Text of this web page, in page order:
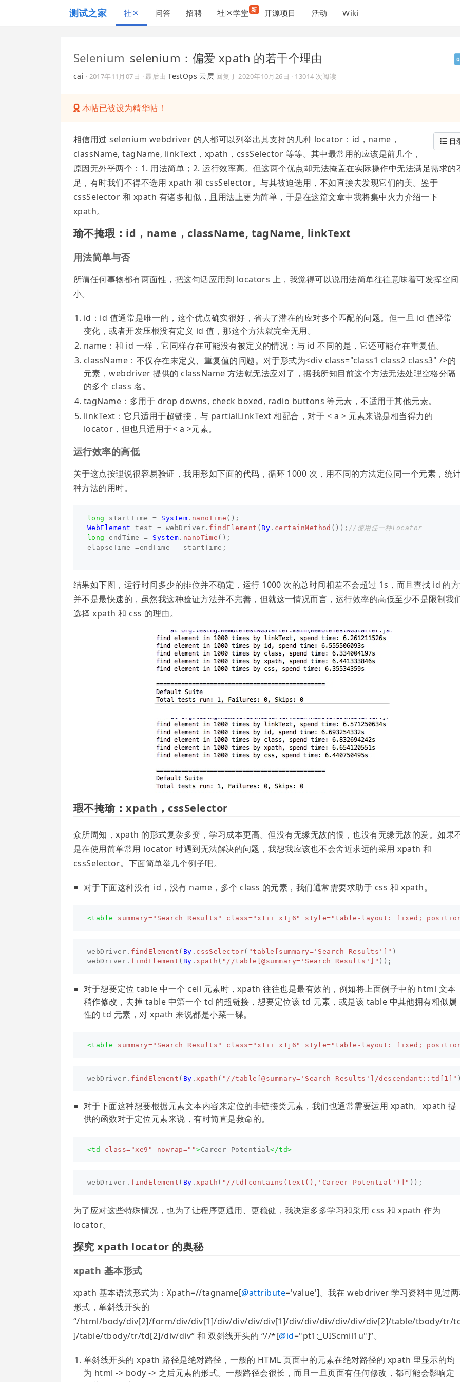
测试之家 社区 问答 招聘 社区学堂 新 开源项目 活动 Wiki
Selenium selenium：偏爱 xpath 的若干个理由
cai · 2017年11月07日 · 最后由TestOps 云层 回复于2020年10月26日 · 13014 次阅读
本帖已被设为精华帖！
目
相信用过 selenium webdriver 的人都可以列举出其支持的几种 locator：id，name，
className, tagName, linkText，xpath，cssSelector 等等。其中最常用的应该是前几个，
原因无外乎两个：1. 用法简单；2. 运行效率高。但这两个优点却无法掩盖在实际操作中无法满足需求的
足，有时我们不得不选用 xpath 和 cssSelector。与其被迫选用，不如直接去发现它们的美。鉴于
cssSelector 和 xpath 有诸多相似，且用法上更为简单，于是在这篇文章中我将集中火力介绍一下
xpath。
瑜不掩瑕：id，name，className, tagName, linkText
用法简单与否
所谓任何事物都有两面性，把这句话应用到 locators 上，我觉得可以说用法简单往往意味着可发挥空间
小。
id：id 值通常是唯一的，这个优点确实很好，省去了潜在的应对多个匹配的问题。但一旦 id 值经常
变化，或者开发压根没有定义 id 值，那这个方法就完全无用。
name：和 id 一样，它同样存在可能没有被定义的情况；与 id 不同的是，它还可能存在重复值。
className：不仅存在未定义、重复值的问题。对于形式为<div class="class1 class2 class3" />的
元素，webdriver 提供的 className 方法就无法应对了，据我所知目前这个方法无法处理空格分隔
的多个 class 名。
tagName：多用于 drop downs, check boxed, radio buttons 等元素，不适用于其他元素。
linkText：它只适用于超链接，与 partialLinkText 相配合，对于 < a > 元素来说是相当得力的
locator，但也只适用于< a >元素。
运行效率的高低
关于这点按理说很容易验证，我用形如下面的代码，循环 1000 次，用不同的方法定位同一个元素，统
种方法的用时。
long startTime = System . nanoTime ();
WebElement
test = webDriver . findElement ( By . certainMethod ()); //使用任一种locator
long
endTime = System . nanoTime ();
elapseTime
=endTime - startTime ;
结果如下图，运行时间多少的排位并不确定，运行 1000 次的总时间相差不会超过 1s，而且查找 id 的
并不是最快速的，虽然我这种验证方法并不完善，但就这一情况而言，运行效率的高低至少不是限制我
选择 xpath 和 css 的理由。
瑕不掩瑜：xpath，cssSelector
众所周知，xpath 的形式复杂多变，学习成本更高。但没有无缘无故的恨，也没有无缘无故的爱。如果
是在使用简单常用 locator 时遇到无法解决的问题，我想我应该也不会舍近求远的采用 xpath 和
cssSelector。下面简单举几个例子吧。
对于下面这种没有 id，没有 name，多个 class 的元素，我们通常需要求助于 css 和 xpath。
<table summary="Search Results" class="x1ii x1j6" style= "table-layout: fixed;
webDriver . findElement ( By . cssSelector( "table[summary='Search Results']" )
webDriver . findElement ( By . xpath ( "//table[@summary='Search Results']" ));
对于想要定位 table 中一个 cell 元素时，xpath 往往也是最有效的，例如将上面例子中的 html 文本
稍作修改，去掉 table 中第一个 td 的超链接，想要定位该 td 元素，或是该 table 中其他拥有相似属
性的 td 元素，对 xpath 来说都是小菜一碟。
<table summary="Search Results" class="x1ii x1j6" style= "table-layout: fixed;
webDriver . findElement ( By . xpath ( "//table[@summary='Search Results']/descendant::td[1]" )
对于下面这种想要根据元素文本内容来定位的非链接类元素，我们也通常需要运用 xpath。xpath 提
供的函数对于定位元素来说，有时简直是救命的。
<td class= "xe9" nowrap="">Career Potential</td>
webDriver . findElement ( By .xpath ( "//td[contains(text(),'Career Potential')]" ));
为了应对这些特殊情况，也为了让程序更通用、更稳健，我决定多多学习和采用 css 和 xpath 作为
locator。
探究 xpath locator 的奥秘
xpath 基本形式
xpath 基本语法形式为：Xpath=//tagname[@attribute='value']。我在 webdriver 学习资料中见过两
形式，单斜线开头的
“/html/body/div[2]/form/div/div[1]/div/div/div/div[1]/div/div/div/div/div/div[2]/table/tbody/tr/
]/table/tbody/tr/td[2]/div/div” 和 双斜线开头的 “//*[@id="pt1:_UIScmil1u"]”。
单斜线开头的 xpath 路径是绝对路径，一般的 HTML 页面中的元素在绝对路径的 xpath 里显示的均
为 html -> body -> 之后元素的形式。一般路径会很长，而且一旦页面有任何修改，都可能会影响定